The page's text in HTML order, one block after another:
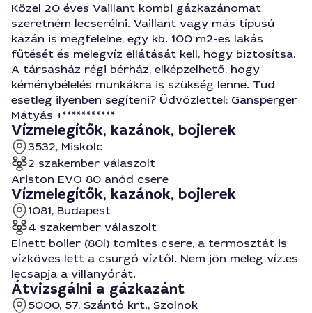
Közel 20 éves Vaillant kombi gázkazánomat
szeretném lecserélni. Vaillant vagy más típusú
kazán is megfelelne, egy kb. 100 m2-es lakás
fűtését és melegvíz ellátását kell, hogy biztosítsa.
A társasház régi bérház, elképzelhető, hogy
kéménybélelés munkákra is szükség lenne. Tud
esetleg ilyenben segíteni? Üdvözlettel: Gansperger
Mátyás +***********
Vízmelegítők, kazánok, bojlerek
3532, Miskolc
2 szakember válaszolt
Ariston EVO 80 anód csere
Vízmelegítők, kazánok, bojlerek
1081, Budapest
4 szakember válaszolt
Elnett boiler (80l) tomites csere, a termosztát is
vízköves lett a csurgó víztől. Nem jön meleg víz.es
lecsapja a villanyórát.
Átvizsgálni a gázkazánt
5000, 57, Szántó krt., Szolnok